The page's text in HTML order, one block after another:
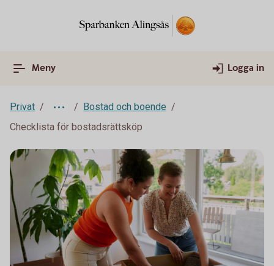
Meny Logga in
Privat
Bostad och boende
Checklista för bostadsrättsköp